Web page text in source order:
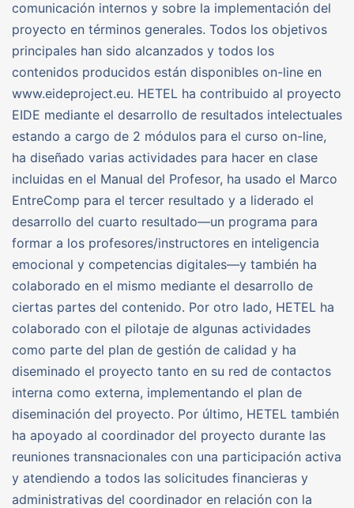
comunicación internos y sobre la implementación del
proyecto en términos generales. Todos los objetivos
principales han sido alcanzados y todos los
contenidos producidos están disponibles on-line en
www.eideproject.eu. HETEL ha contribuido al proyecto
EIDE mediante el desarrollo de resultados intelectuales
estando a cargo de 2 módulos para el curso on-line,
ha diseñado varias actividades para hacer en clase
incluidas en el Manual del Profesor, ha usado el Marco
EntreComp para el tercer resultado y a liderado el
desarrollo del cuarto resultado—un programa para
formar a los profesores/instructores en inteligencia
emocional y competencias digitales—y también ha
colaborado en el mismo mediante el desarrollo de
ciertas partes del contenido. Por otro lado, HETEL ha
colaborado con el pilotaje de algunas actividades
como parte del plan de gestión de calidad y ha
diseminado el proyecto tanto en su red de contactos
interna como externa, implementando el plan de
diseminación del proyecto. Por último, HETEL también
ha apoyado al coordinador del proyecto durante las
reuniones transnacionales con una participación activa
y atendiendo a todos las solicitudes financieras y
administrativas del coordinador en relación con la